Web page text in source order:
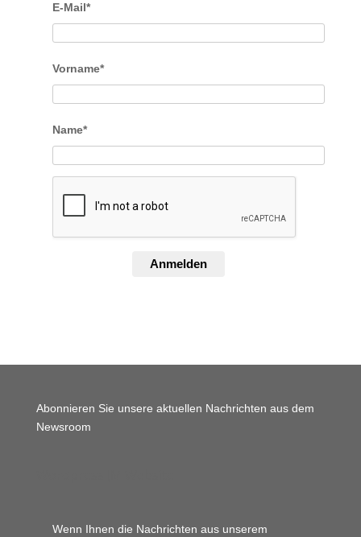
E-Mail*
Vorname*
Name*
Anmelden
Abonnieren Sie unsere aktuellen Nachrichten aus dem
Newsroom
Wenn Ihnen die Nachrichten aus unserem